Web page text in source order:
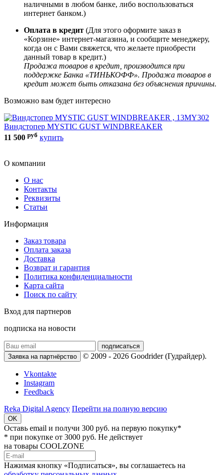
наличными в любом банке, либо воспользоваться
интернет банком.)
Оплата в кредит (Для этого оформите заказ в
«Корзине» интернет-магазина, и сообщите менеджеру,
когда он с Вами свяжется, что желаете приобрести
данный товар в кредит.)
Продажа товаров в кредит, производится при
поддержке Банка «ТИНЬКОФФ». Продажа товаров в
кредит может быть отказана без объяснения причины.
Возможно вам будет интересно
Виндстопер MYSTIC GUST WINDBREAKER
11 500 руб купить
О компании
О нас
Контакты
Реквизиты
Статьи
Информация
Заказ товара
Оплата заказа
Доставка
Возврат и гарантия
Политика конфиденциальности
Карта сайта
Поиск по сайту
Вход для партнеров
подписка на новости
подписаться
Заявка на партнёрство
© 2009 - 2026 Goodrider (Гудрайдер).
Vkontakte
Instagram
Feedback
Reka Digital Agency Перейти на полную версию
OK
Оставь email и получи 300 руб. на первую покупку*
* при покупке от 3000 руб. Не действует
на товары COOLZONE
Нажимая кнопку «Подписаться», вы соглашаетесь на